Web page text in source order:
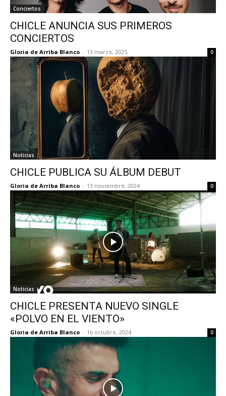
Conciertos
CHICLE ANUNCIA SUS PRIMEROS
CONCIERTOS
Gloria de Arriba Blanco - 13 marzo, 2025 0
Noticias
CHICLE PUBLICA SU ÁLBUM DEBUT
Gloria de Arriba Blanco - 13 noviembre, 2024 0
Noticias
CHICLE PRESENTA NUEVO SINGLE
«POLVO EN EL VIENTO»
Gloria de Arriba Blanco - 16 octubre, 2024 0